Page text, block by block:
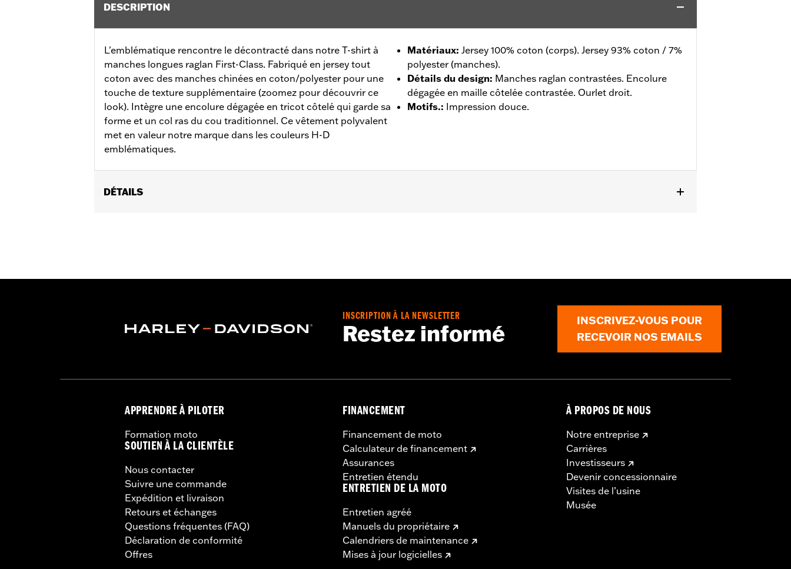
DESCRIPTION
L'emblématique rencontre le décontracté dans notre T-shirt à
manches longues raglan First-Class. Fabriqué en jersey tout
coton avec des manches chinées en coton/polyester pour une
touche de texture supplémentaire (zoomez pour découvrir ce
look). Intègre une encolure dégagée en tricot côtelé qui garde sa
forme et un col ras du cou traditionnel. Ce vêtement polyvalent
met en valeur notre marque dans les couleurs H-D
emblématiques.
Matériaux: Jersey 100% coton (corps). Jersey 93% coton / 7%
polyester (manches).
Détails du design: Manches raglan contrastées. Encolure
dégagée en maille côtelée contrastée. Ourlet droit.
Motifs.: Impression douce.
DÉTAILS
INSCRIPTION À LA NEWSLETTER
Restez informé
INSCRIVEZ-VOUS POUR
RECEVOIR NOS EMAILS
APPRENDRE À PILOTER
Formation moto
SOUTIEN À LA CLIENTÈLE
Nous contacter
Suivre une commande
Expédition et livraison
Retours et échanges
Questions fréquentes (FAQ)
Déclaration de conformité
Offres
FINANCEMENT
Financement de moto
Calculateur de financement
Assurances
Entretien étendu
ENTRETIEN DE LA MOTO
Entretien agréé
Manuels du propriétaire
Calendriers de maintenance
Mises à jour logicielles
À PROPOS DE NOUS
Notre entreprise
Carrières
Investisseurs
Devenir concessionnaire
Visites de l’usine
Musée